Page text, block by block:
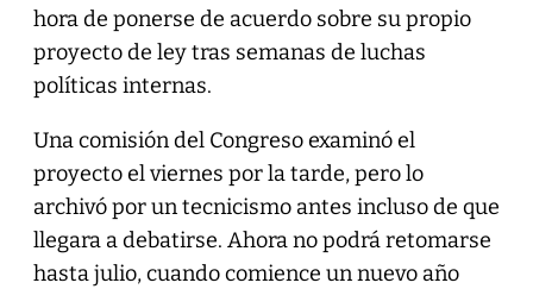
hora de ponerse de acuerdo sobre su propio
proyecto de ley tras semanas de luchas
políticas internas.
Una comisión del Congreso examinó el
proyecto el viernes por la tarde, pero lo
archivó por un tecnicismo antes incluso de que
llegara a debatirse. Ahora no podrá retomarse
hasta julio, cuando comience un nuevo año